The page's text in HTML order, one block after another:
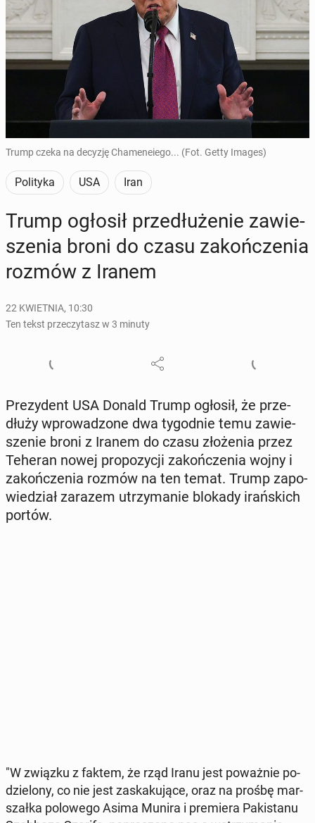
Trump czeka na decyzję Chameneiego... (Fot. Getty Images)
Polityka USA Iran
Trump ogłosił prze­dłu­że­nie za­wie­
sze­nia broni do czasu za­koń­cze­nia
rozmów z Iranem
22 KWIETNIA, 10:30
Ten tekst przeczytasz w 3 minuty
Pre­zy­dent USA Donald Trump ogłosił, że prze­
dłu­ży wpro­wa­dzo­ne dwa ty­go­dnie temu za­wie­
sze­nie broni z Iranem do czasu zło­że­nia przez
Teheran nowej pro­po­zy­cji za­koń­cze­nia wojny i
za­koń­cze­nia rozmów na ten temat. Trump za­po­
wie­dział zarazem utrzy­ma­nie blokady irań­skich
portów.
"W związku z faktem, że rząd Iranu jest po­waż­nie po­
dzie­lo­ny, co nie jest za­ska­ku­ją­ce, oraz na prośbę mar­
szał­ka po­lo­we­go Asima Munira i pre­mie­ra Pa­ki­sta­nu